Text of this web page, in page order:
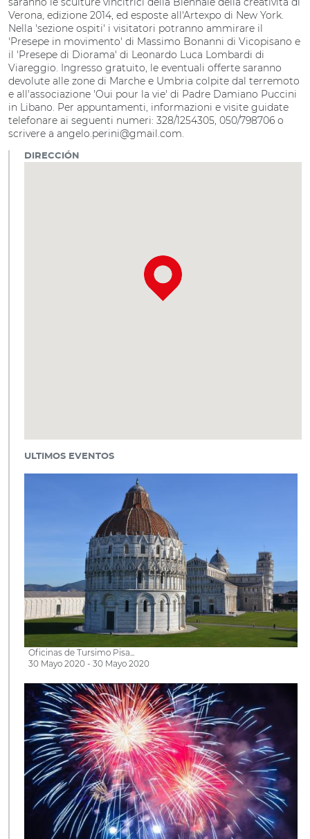
Verona, edizione 2014, ed esposte all'Artexpo di New York.
Nella 'sezione ospiti' i visitatori potranno ammirare il
'Presepe in movimento' di Massimo Bonanni di Vicopisano e
il 'Presepe di Diorama' di Leonardo Luca Lombardi di
Viareggio. Ingresso gratuito, le eventuali offerte saranno
devolute alle zone di Marche e Umbria colpite dal terremoto
e all'associazione 'Oui pour la vie' di Padre Damiano Puccini
in Libano. Per appuntamenti, informazioni e visite guidate
telefonare ai seguenti numeri: 328/1254305, 050/798706 o
scrivere a angelo.perini@gmail.com.
DIRECCIÓN
ULTIMOS EVENTOS
Oficinas de Tursimo Pisa...
30 Mayo 2020 - 30 Mayo 2020